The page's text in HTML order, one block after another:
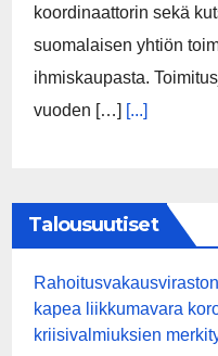
koordinaattorin sekä
suomalaisen yhtiön
ihmiskaupasta.
vuoden […] [...]
Talousuutiset
kapea liikkumavara
kriisivalmiuksien